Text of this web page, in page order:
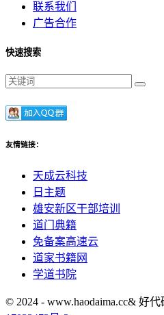
联系我们
广告合作
快速搜索
友情链接：
天成云科技
日主题
雄安新区干部培训
道门典籍
免备案高速云
道家书籍网
学道书院
© 2024 - www.haodaima.cc& 好